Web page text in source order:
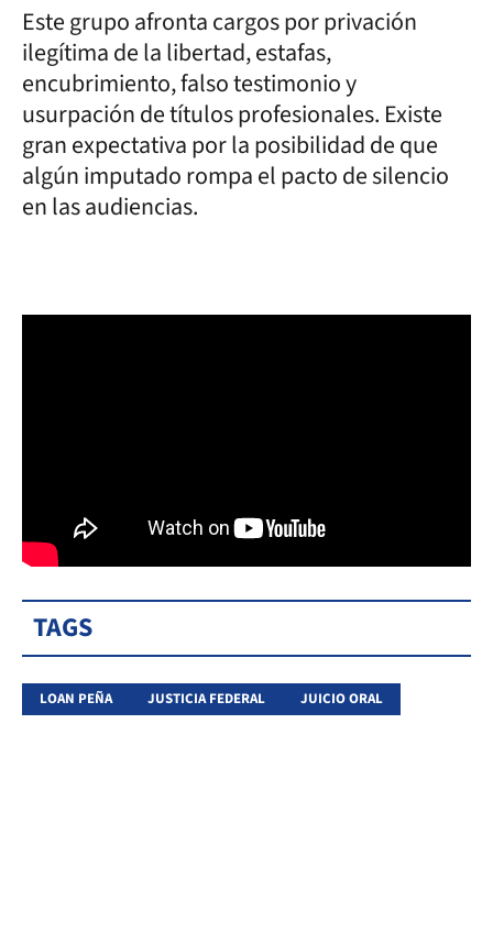
Este grupo afronta cargos por privación
ilegítima de la libertad, estafas,
encubrimiento, falso testimonio y
usurpación de títulos profesionales. Existe
gran expectativa por la posibilidad de que
algún imputado rompa el pacto de silencio
en las audiencias.
TAGS
LOAN PEÑA JUSTICIA FEDERAL JUICIO ORAL